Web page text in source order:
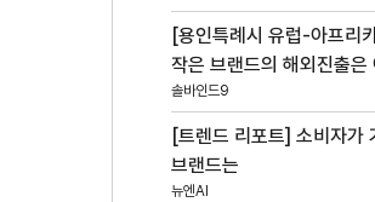
[용인특례시 유럽-아프리
작은 브랜드의 해외진출은
솔바인드9
[트렌드 리포트] 소비자가
브랜드는
뉴엔AI